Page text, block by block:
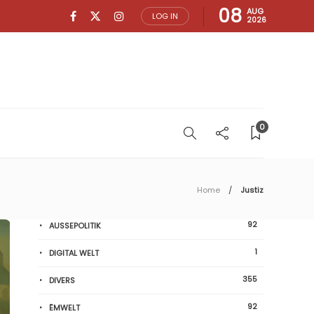
LOG IN 08 AUG
2026
0
Home Justiz
AUSSEPOLITIK 92
DIGITAL WELT 1
DIVERS 355
ËMWELT 92